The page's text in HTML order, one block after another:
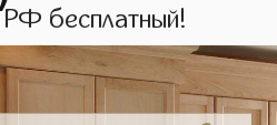
бесплатный!